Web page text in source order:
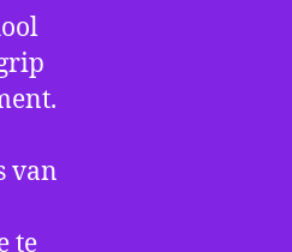
van
te